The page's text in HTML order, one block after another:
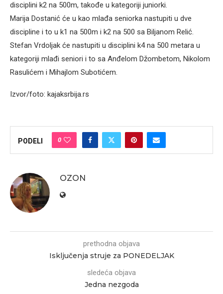
disciplini k2 na 500m, takođe u kategoriji juniorki.
Marija Dostanić će u kao mlađa seniorka nastupiti u dve
discipline i to u k1 na 500m i k2 na 500 sa Biljanom Relić.
Stefan Vrdoljak će nastupiti u disciplini k4 na 500 metara u
kategoriji mlađi seniori i to sa Anđelom Džombetom, Nikolom
Rasulićem i Mihajlom Subotićem.
Izvor/foto: kajaksrbija.rs
PODELI 0
OZON
prethodna objava
Isključenja struje za PONEDELJAK
sledeća objava
Jedna nezgoda